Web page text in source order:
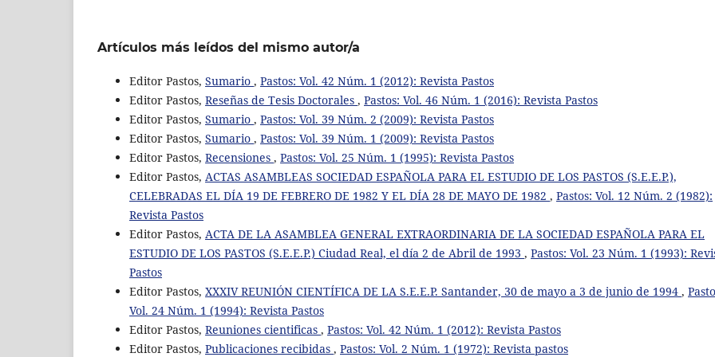
Artículos más leídos del mismo autor/a
Editor Pastos, Sumario , Pastos: Vol. 42 Núm. 1 (2012): Revista Pastos
Editor Pastos, Reseñas de Tesis Doctorales , Pastos: Vol. 46 Núm. 1 (2016): Revista Pastos
Editor Pastos, Sumario , Pastos: Vol. 39 Núm. 2 (2009): Revista Pastos
Editor Pastos, Sumario , Pastos: Vol. 39 Núm. 1 (2009): Revista Pastos
Editor Pastos, Recensiones , Pastos: Vol. 25 Núm. 1 (1995): Revista Pastos
Editor Pastos, ACTAS ASAMBLEAS SOCIEDAD ESPAÑOLA PARA EL ESTUDIO DE LOS PASTOS (S.E.E.P.),
CELEBRADAS EL DÍA 19 DE FEBRERO DE 1982 Y EL DÍA 28 DE MAYO DE 1982 , Pastos: Vol. 12 Núm. 2 (1982):
Revista Pastos
Editor Pastos, ACTA DE LA ASAMBLEA GENERAL EXTRAORDINARIA DE LA SOCIEDAD ESPAÑOLA PARA EL
ESTUDIO DE LOS PASTOS (S.E.E.P.) Ciudad Real, el día 2 de Abril de 1993 , Pastos: Vol. 23 Núm. 1 (1993):
Pastos
Editor Pastos, XXXIV REUNIÓN CIENTÍFICA DE LA S.E.E.P. Santander, 30 de mayo a 3 de junio de 1994 ,
Vol. 24 Núm. 1 (1994): Revista Pastos
Editor Pastos, Reuniones cientificas , Pastos: Vol. 42 Núm. 1 (2012): Revista Pastos
Editor Pastos, Publicaciones recibidas , Pastos: Vol. 2 Núm. 1 (1972): Revista pastos